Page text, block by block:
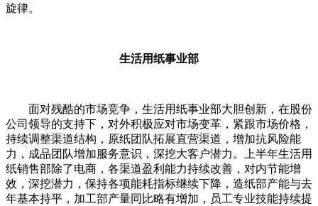
旋律。
生活用纸事业部
面对残酷的市场竞争，生活用纸事业部大胆创新，在股份
公司领导的支持下，对外积极应对市场变革，紧跟市场价格，
持续调整渠道结构，原纸团队拓展直营渠道，增加抗风险能
力，成品团队增加服务意识，深挖大客户潜力。上半年生活用
纸销售部除了电商，各渠道盈利能力持续改善，对内节能增
效，深挖潜力，保持各项能耗指标继续下降，造纸部产能与去
年基本持平，加工部产量同比略有增加，员工专业技能持续提